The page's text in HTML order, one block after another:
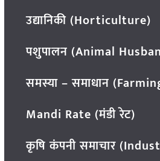
उद्यानिकी (Horticulture)
पशुपालन (Animal
समस्या – समाधान
Mandi Rate (मंडी रेट)
कृषि कंपनी समाचार